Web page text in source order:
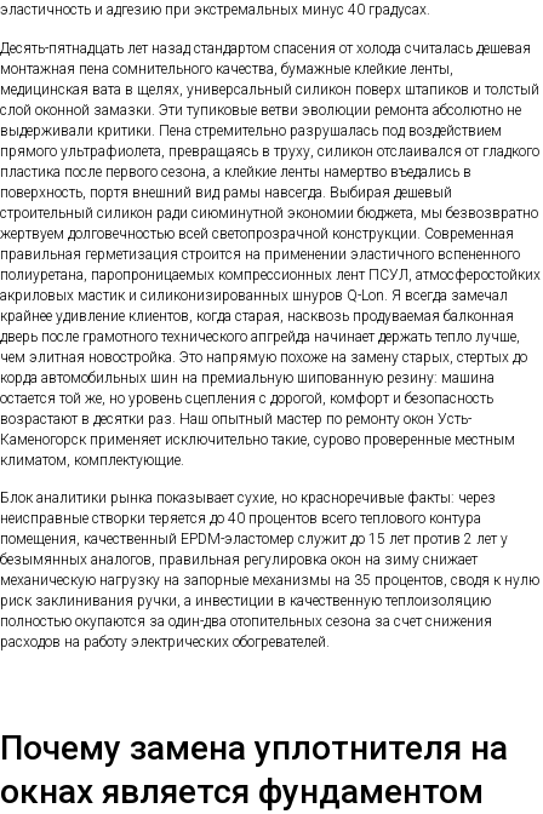
эластичность и адгезию при экстремальных минус 40 градусах.
Десять-пятнадцать лет назад стандартом спасения от холода считалась дешевая
монтажная пена сомнительного качества, бумажные клейкие ленты,
медицинская вата в щелях, универсальный силикон поверх штапиков и толстый
слой оконной замазки. Эти тупиковые ветви эволюции ремонта абсолютно не
выдерживали критики. Пена стремительно разрушалась под воздействием
прямого ультрафиолета, превращаясь в труху, силикон отслаивался от гладкого
пластика после первого сезона, а клейкие ленты намертво въедались в
поверхность, портя внешний вид рамы навсегда. Выбирая дешевый
строительный силикон ради сиюминутной экономии бюджета, мы безвозвратно
жертвуем долговечностью всей светопрозрачной конструкции. Современная
правильная герметизация строится на применении эластичного вспененного
полиуретана, паропроницаемых компрессионных лент ПСУЛ, атмосферостойких
акриловых мастик и силиконизированных шнуров Q-Lon. Я всегда замечал
крайнее удивление клиентов, когда старая, насквозь продуваемая балконная
дверь после грамотного технического апгрейда начинает держать тепло лучше,
чем элитная новостройка. Это напрямую похоже на замену старых, стертых до
корда автомобильных шин на премиальную шипованную резину: машина
остается той же, но уровень сцепления с дорогой, комфорт и безопасность
возрастают в десятки раз. Наш опытный мастер по ремонту окон Усть-
Каменогорск применяет исключительно такие, сурово проверенные местным
климатом, комплектующие.
Блок аналитики рынка показывает сухие, но красноречивые факты: через
неисправные створки теряется до 40 процентов всего теплового контура
помещения, качественный EPDM-эластомер служит до 15 лет против 2 лет у
безымянных аналогов, правильная регулировка окон на зиму снижает
механическую нагрузку на запорные механизмы на 35 процентов, сводя к нулю
риск заклинивания ручки, а инвестиции в качественную теплоизоляцию
полностью окупаются за один-два отопительных сезона за счет снижения
расходов на работу электрических обогревателей.
Почему замена уплотнителя на
окнах является фундаментом